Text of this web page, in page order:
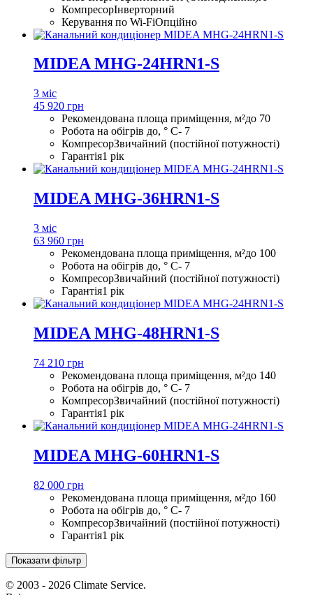
КомпресорІнверторний
Керування по Wi-FiОпційно
MIDEA MHG-24HRN1-S
3 міс
45 920 грн
Рекомендована площа приміщення, м²до 70
Робота на обігрів до, ° С- 7
КомпресорЗвичайний (постійної потужності)
Гарантія1 рік
MIDEA MHG-36HRN1-S
3 міс
63 960 грн
Рекомендована площа приміщення, м²до 100
Робота на обігрів до, ° С- 7
КомпресорЗвичайний (постійної потужності)
Гарантія1 рік
MIDEA MHG-48HRN1-S
74 210 грн
Рекомендована площа приміщення, м²до 140
Робота на обігрів до, ° С- 7
КомпресорЗвичайний (постійної потужності)
Гарантія1 рік
MIDEA MHG-60HRN1-S
82 000 грн
Рекомендована площа приміщення, м²до 160
Робота на обігрів до, ° С- 7
КомпресорЗвичайний (постійної потужності)
Гарантія1 рік
Показати фільтр
© 2003 - 2026 Climate Service.